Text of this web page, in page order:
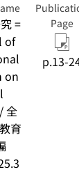
=
of
on
全
育
Page
p.13-